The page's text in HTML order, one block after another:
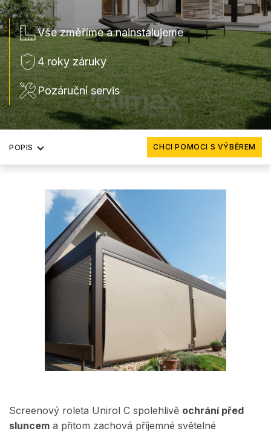
Vše změříme a nainstalujeme
4 roky záruky
Pozáruční servis
POPIS CHCI POMOCI S VÝBĚREM
Screenový roleta Unirol C spolehlivě ochrání před
sluncem a přitom zachová příjemné světelné